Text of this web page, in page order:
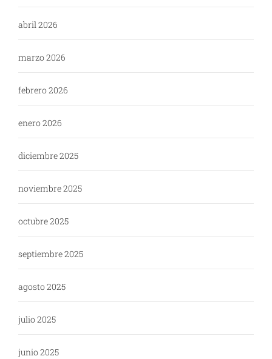
abril 2026
marzo 2026
febrero 2026
enero 2026
diciembre 2025
noviembre 2025
octubre 2025
septiembre 2025
agosto 2025
julio 2025
junio 2025